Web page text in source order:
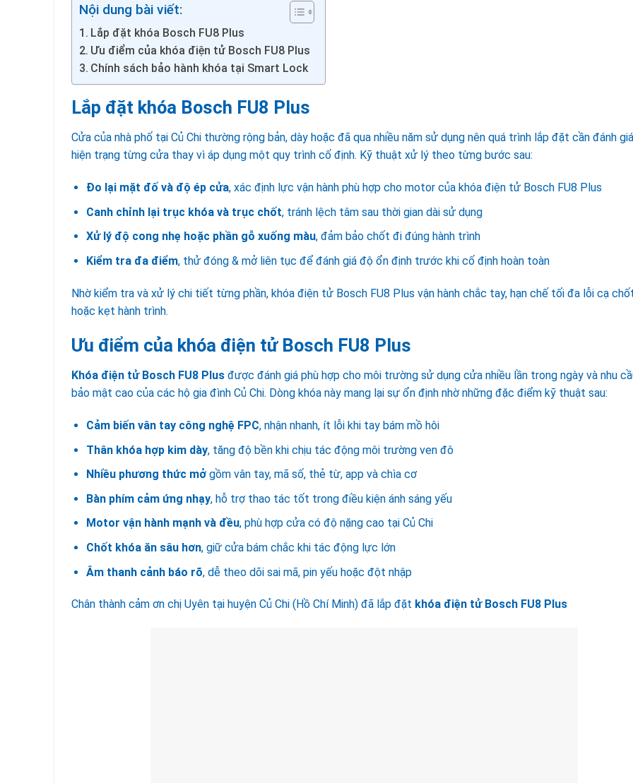
Nội dung bài viết:
Lắp đặt khóa Bosch FU8 Plus
Ưu điểm của khóa điện tử Bosch FU8 Plus
Chính sách bảo hành khóa tại Smart Lock
Lắp đặt khóa Bosch FU8 Plus
Cửa của nhà phố tại Củ Chi thường rộng bản, dày hoặc đã qua nhiều năm sử dụng nên quá trình lắp đặt cần đánh
hiện trạng từng cửa thay vì áp dụng một quy trình cố định. Kỹ thuật xử lý theo từng bước sau:
Đo lại mặt đố và độ ép cửa, xác định lực vận hành phù hợp cho motor của khóa điện tử Bosch FU8 Plus
Canh chỉnh lại trục khóa và trục chốt, tránh lệch tâm sau thời gian dài sử dụng
Xử lý độ cong nhẹ hoặc phần gỗ xuống màu, đảm bảo chốt đi đúng hành trình
Kiểm tra đa điểm, thử đóng & mở liên tục để đánh giá độ ổn định trước khi cố định hoàn toàn
Nhờ kiểm tra và xử lý chi tiết từng phần, khóa điện tử Bosch FU8 Plus vận hành chắc tay, hạn chế tối đa lỗi cạ
hoặc kẹt hành trình.
Ưu điểm của khóa điện tử Bosch FU8 Plus
Khóa điện tử Bosch FU8 Plus được đánh giá phù hợp cho môi trường sử dụng cửa nhiều lần trong ngày và nhu
bảo mật cao của các hộ gia đình Củ Chi. Dòng khóa này mang lại sự ổn định nhờ những đặc điểm kỹ thuật sau:
Cảm biến vân tay công nghệ FPC, nhận nhanh, ít lỗi khi tay bám mồ hôi
Thân khóa hợp kim dày, tăng độ bền khi chịu tác động môi trường ven đô
Nhiều phương thức mởgồm vân tay, mã số, thẻ từ, app và chìa cơ
Bàn phím cảm ứng nhạy, hỗ trợ thao tác tốt trong điều kiện ánh sáng yếu
Motor vận hành mạnh và đều, phù hợp cửa có độ nặng cao tại Củ Chi
Chốt khóa ăn sâu hơn, giữ cửa bám chắc khi tác động lực lớn
Âm thanh cảnh báo rõ, dễ theo dõi sai mã, pin yếu hoặc đột nhập
Chân thành cảm ơn chị Uyên tại huyện Củ Chi (Hồ Chí Minh) đã lắp đặt khóa điện tử Bosch FU8 Plus